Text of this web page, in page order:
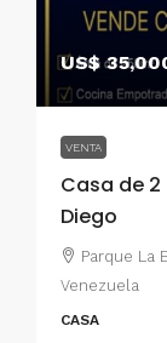
US$
VENTA
Casa de
Diego
Parque La
Venezuela
CASA